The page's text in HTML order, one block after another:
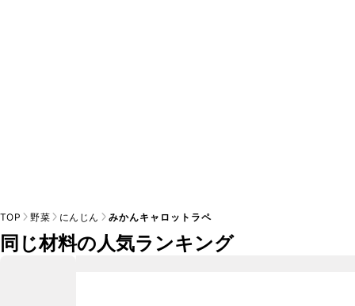
TOP 野菜 にんじん みかんキャロットラペ
同じ材料の人気ランキング